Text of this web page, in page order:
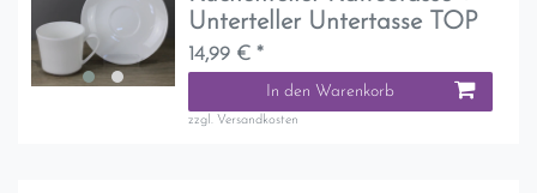
Unterteller Untertasse TOP
14,99 € *
In den Warenkorb
zzgl. Versandkosten